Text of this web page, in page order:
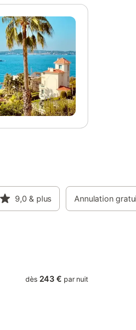
9,0 & plus Annulation
dès 243 € par nuit